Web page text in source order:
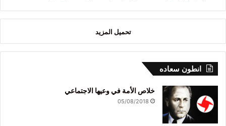
تحميل المزيد
انطون سعاده
خلاص الأمة في وعيها الاجتماعي
05/08/2018